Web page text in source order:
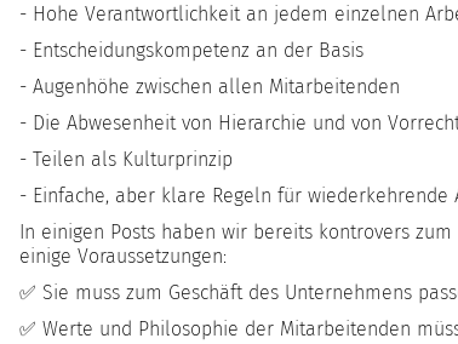
- Hohe Verantwortlichkeit an jedem einzelnen
- Entscheidungskompetenz an der Basis
- Augenhöhe zwischen allen Mitarbeitenden
- Die Abwesenheit von Hierarchie und von
- Teilen als Kulturprinzip
- Einfache, aber klare Regeln für wiederkehrende
In einigen Posts haben wir bereits kontrovers
einige Voraussetzungen:
✅ Sie muss zum Geschäft des Unternehmens
✅ Werte und Philosophie der Mitarbeitenden